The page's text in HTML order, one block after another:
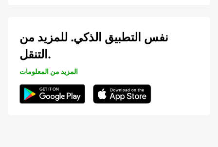
نفس التطبيق الذكي. للمزيد من
التنقل.
المزيد من المعلومات